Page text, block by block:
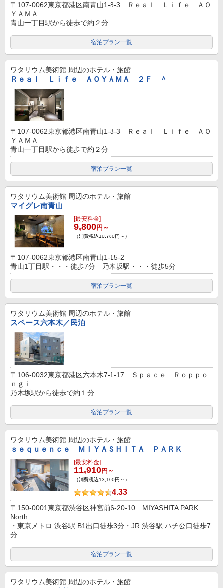
〒107-0062東京都港区南青山1-8-3 Ｒｅａｌ Ｌｉｆｅ ＡＯ
ＹＡＭＡ
青山一丁目駅から徒歩で約２分
宿泊プラン一覧
ワタリウム美術館 周辺のホテル・旅館
Ｒｅａｌ Ｌｉｆｅ ＡＯＹＡＭＡ ２Ｆ ＾
〒107-0062東京都港区南青山1-8-3 Ｒｅａｌ Ｌｉｆｅ ＡＯ
ＹＡＭＡ
青山一丁目駅から徒歩で約２分
宿泊プラン一覧
ワタリウム美術館 周辺のホテル・旅館
マイグレ南青山
[最安料金]
9,800円～
（消費税込10,780円～）
〒107-0062東京都港区南青山1-15-2
青山1丁目駅・・・徒歩7分 乃木坂駅・・・徒歩5分
宿泊プラン一覧
ワタリウム美術館 周辺のホテル・旅館
スペース六本木／民泊
〒106-0032東京都港区六本木7-1-17 Ｓｐａｃｅ Ｒｏｐｐｏ
ｎｇｉ
乃木坂駅から徒歩で約１分
宿泊プラン一覧
ワタリウム美術館 周辺のホテル・旅館
ｓｅｑｕｅｎｃｅ ＭＩＹＡＳＨＩＴＡ ＰＡＲＫ
[最安料金]
11,910円～
（消費税込13,100円～）
4.33
〒150-0001東京都渋谷区神宮前6-20-10 MIYASHITA PARK
North
・東京メトロ 渋谷駅 B1出口徒歩3分・JR 渋谷駅 ハチ公口徒歩7
分...
宿泊プラン一覧
ワタリウム美術館 周辺のホテル・旅館